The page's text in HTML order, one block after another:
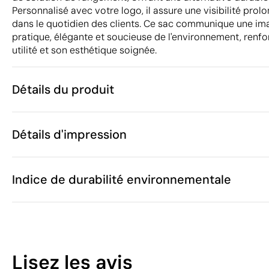
Personnalisé avec votre logo, il assure une visibilité
dans le quotidien des clients. Ce sac communique une
pratique, élégante et soucieuse de l'environnement,
utilité et son esthétique soignée.
Détails du produit
Caractéristiques
Code du produit
Poids
43 g
Matière
Coton
Pays d'envoi
Détails d'impression
Indice de durabilité environnementale
42
Lisez les avis